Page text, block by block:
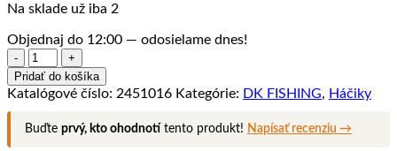
Na sklade už iba 2
Objednaj do 12:00 — odosielame dnes!
množstvo
Anaconda
háčiky
Ronnie
Pridať do košíka
Katalógové číslo: 2451016 Kategórie: DK FISHING, Háčiky
Buďte prvý, kto ohodnotí tento produkt! Napísať recenziu →